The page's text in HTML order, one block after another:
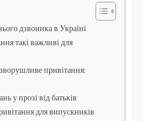
дзвоника в Україні
такі важливі для
привітання:
у прозі від батьків
для випускників